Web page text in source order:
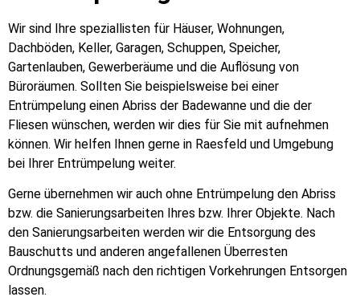
Wir sind Ihre speziallisten für Häuser, Wohnungen,
Dachböden, Keller, Garagen, Schuppen, Speicher,
Gartenlauben, Gewerberäume und die Auflösung von
Büroräumen. Sollten Sie beispielsweise bei einer
Entrümpelung einen Abriss der Badewanne und die der
Fliesen wünschen, werden wir dies für Sie mit aufnehmen
können. Wir helfen Ihnen gerne in Raesfeld und Umgebung
bei Ihrer Entrümpelung weiter.
Gerne übernehmen wir auch ohne Entrümpelung den Abriss
bzw. die Sanierungsarbeiten Ihres bzw. Ihrer Objekte. Nach
den Sanierungsarbeiten werden wir die Entsorgung des
Bauschutts und anderen angefallenen Überresten
Ordnungsgemäß nach den richtigen Vorkehrungen Entsorgen
lassen.